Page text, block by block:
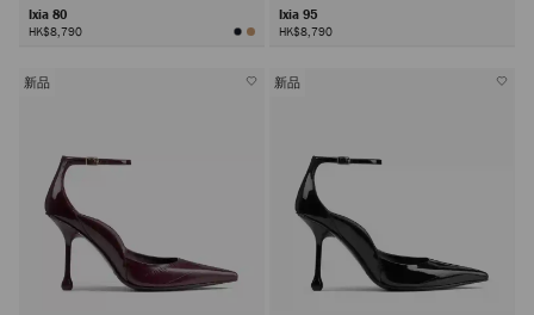
Ixia 80
HK$8,790
Ixia 95
HK$8,790
新品 新品